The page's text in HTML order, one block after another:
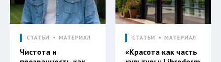
СТАТЬИ МАТЕРИАЛ
Чистота и
СТАТЬИ МАТЕРИАЛ
«Красота как часть